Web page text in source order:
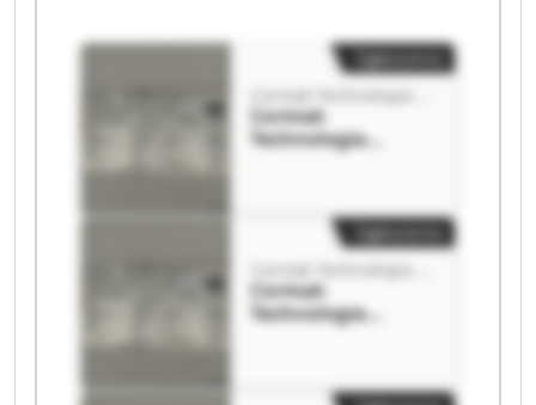
Cormak
Technologia
Maszyn Cormak
Cormak
Technologia
Maszyn Cormak